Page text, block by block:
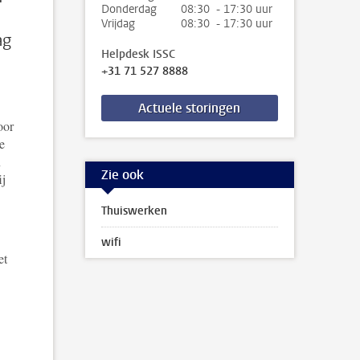
Donderdag
08:30 - 17:30 uur
Vrijdag
08:30 - 17:30 uur
Helpdesk ISSC
+31 71 527 8888
Actuele storingen
Zie ook
Thuiswerken
wifi